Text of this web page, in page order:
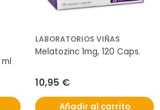
LABORATORIOS VIÑAS
Melatozinc 1mg, 120 Caps.
10,95 €
Añadir al carrito